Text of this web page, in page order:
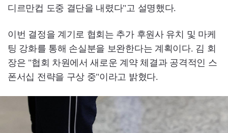
디르만컵 도중 결단을 내렸다"고 설명했다.
이번 결정을 계기로 협회는 추가 후원사 유치 및 마케
팅 강화를 통해 손실분을 보완한다는 계획이다. 김 회
장은 "협회 차원에서 새로운 계약 체결과 공격적인 스
폰서십 전략을 구상 중"이라고 밝혔다.